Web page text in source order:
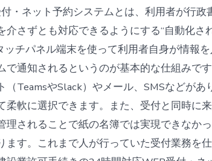
・ネット予約システムとは、利用者が行政
介さずとも対応できるようにする“自動化さ
ッチパネル端末を使って利用者自身が情報
で通知されるというのが基本的な仕組みで
（TeamsやSlack）やメール、SMSなどがあ
柔軟に選択できます。また、受付と同時に
理されることで紙の名簿では実現できなか
ます。これまで人が行っていた受付業務を